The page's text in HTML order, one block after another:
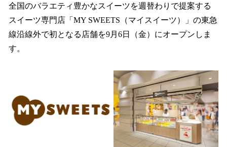
で
す
全国のバラエティ豊かなスイーツを週替わりで提案する
スイーツ専門店「MY SWEETS（マイスイーツ）」の東急
線沿線外で初となる店舗を9月6日（金）にオープンしま
す。